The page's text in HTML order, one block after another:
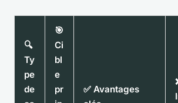
🔍
Ty
pe
de
🎯
Ci
bl
e
pr
✅ Avantages